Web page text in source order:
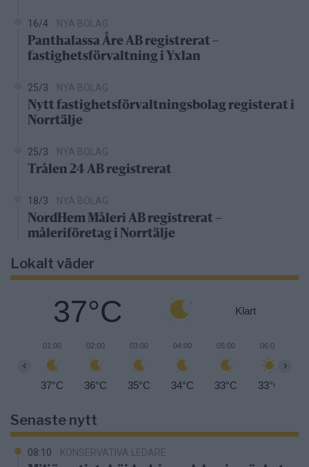
16/4 NYA BOLAG
Panthalassa Åre AB registrerat –
fastighetsförvaltning i Yxlan
25/3 NYA BOLAG
Nytt fastighetsförvaltningsbolag registerat i
Norrtälje
25/3 NYA BOLAG
Trålen 24 AB registrerat
18/3 NYA BOLAG
NordHem Måleri AB registrerat –
måleriföretag i Norrtälje
Lokalt väder
37°C Klart
01:00
37°C
02:00
36°C
03:00
35°C
04:00
34°C
05:00
33°C
06:00
33°C
‹ ›
Senaste nytt
08:10 KONSERVATIVA LEDARE